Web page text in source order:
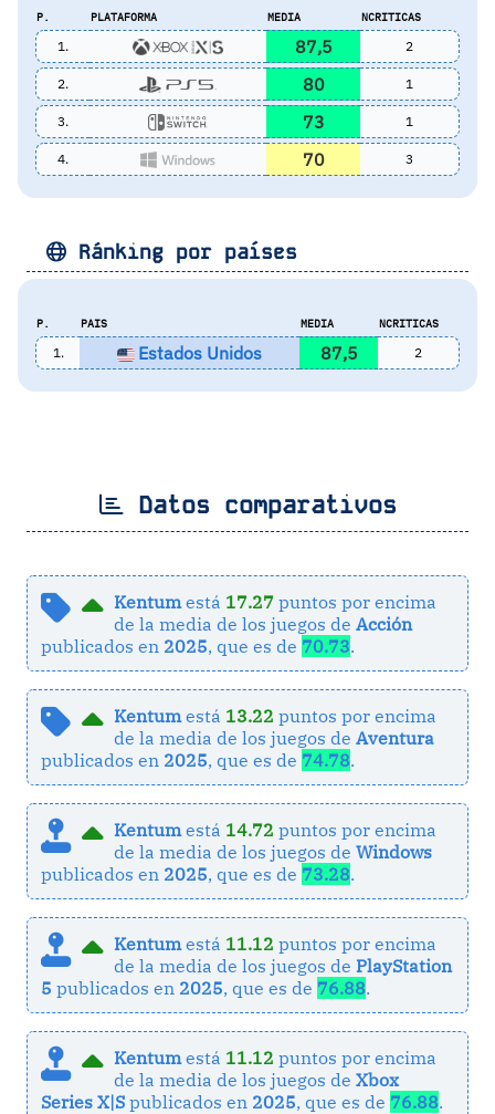
P. PLATAFORMA MEDIA NCRITICAS
1. 87,5 2
2. 80 1
3. 73 1
4. 70 3
Ránking por países
P. PAIS MEDIA NCRITICAS
1. Estados Unidos 87,5 2
Datos comparativos
Kentumestá 17.27 puntos por encima
de la media de los juegos deAcción
publicados en 2025, que es de 70.73.
Kentumestá 13.22 puntos por encima
de la media de los juegos deAventura
publicados en 2025, que es de 74.78.
Kentumestá 14.72 puntos por encima
de la media de los juegos deWindows
publicados en 2025, que es de 73.28.
Kentumestá 11.12 puntos por encima
de la media de los juegos dePlayStation
5 publicados en 2025, que es de 76.88.
Kentumestá 11.12 puntos por encima
de la media de los juegos deXbox
Series X|S publicados en 2025, que es de 76.88.